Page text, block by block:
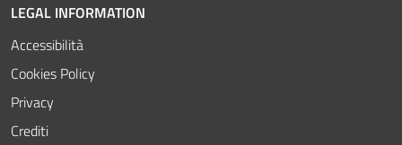
LEGAL INFORMATION
Accessibilità
Cookies Policy
Privacy
Crediti